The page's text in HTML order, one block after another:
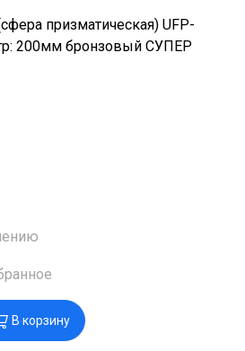
призматическая) UFP-
200мм бронзовый СУПЕР
В корзину